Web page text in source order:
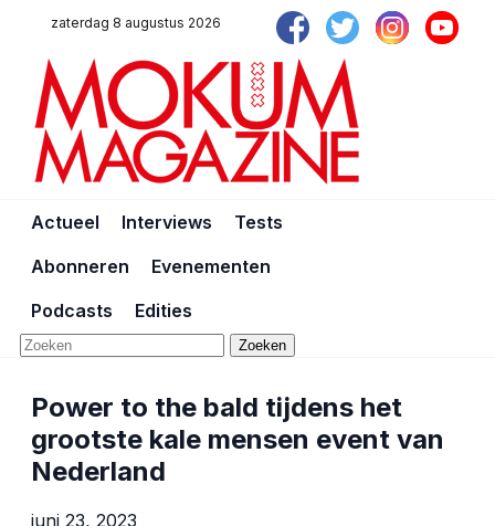
zaterdag 8 augustus 2026
Actueel Interviews
Tests
Abonneren
Evenementen
Podcasts
Edities
Zoeken
Power to the bald tijdens het
grootste kale mensen event van
Nederland
juni 23, 2023